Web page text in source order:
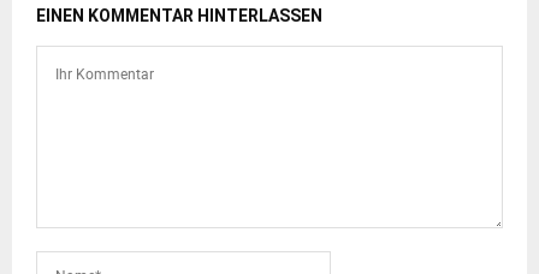
EINEN KOMMENTAR HINTERLASSEN